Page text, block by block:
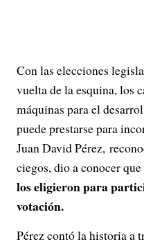
Con las elecciones
vuelta de la esquina, los
máquinas para el
puede prestarse para
Juan David Pérez,
ciegos, dio a conocer que
los eligieron para
votación.
Pérez contó la historia a